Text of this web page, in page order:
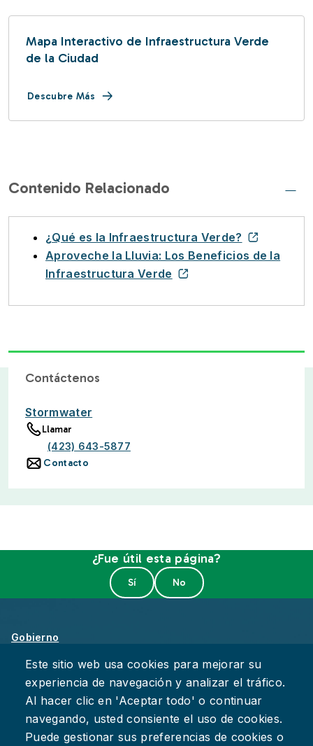
Mapa Interactivo de Infraestructura Verde
de la Ciudad
Descubre Más
Contenido Relacionado
¿Qué es la Infraestructura Verde?
Aproveche la Lluvia: Los Beneficios de la
Infraestructura Verde
Contáctenos
Stormwater
Llamar
(423) 643-5877
Contacto
¿Fue útil esta página?
Gobierno
Sobre Chattanooga
Empleos
Política de Privacidad
Accesibilidad
Este sitio web usa cookies para mejorar su
experiencia de navegación y analizar el tráfico.
Al hacer clic en 'Aceptar todo' o continuar
navegando, usted consiente el uso de cookies.
Puede gestionar sus preferencias de cookies o